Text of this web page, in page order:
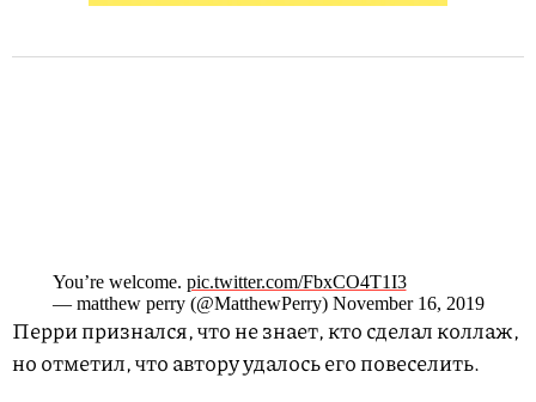
You’re welcome. pic.twitter.com/FbxCO4T1I3
— matthew perry (@MatthewPerry) November 16, 2019
Перри признался, что не знает, кто сделал коллаж,
но отметил, что автору удалось его повеселить.